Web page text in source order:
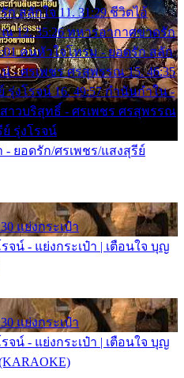
ก สลักใจ 11. 31:29 ชีวิตไอ้
12. 35:26 ทหารอากาศขาดรัก
คนหัวใจโทรม - ยอดรัก สลัก
น่ - ศรเพชร ศรสุพรรณ 15. 46:35
งโรจน์ 16. 49:57 กำนันกำใน -
สาวบริสุทธิ์ - ศรเพชร ศรสุพรรณ
ย์ รุ่งโรจน์
- ยอดรัก/ศรเพชร/แสงสุรีย์
แย่งกระเป๋า
จน์ - แย่งกระเป๋า | เตือนใจ บุญ
แย่งกระเป๋า
จน์ - แย่งกระเป๋า | เตือนใจ บุญ